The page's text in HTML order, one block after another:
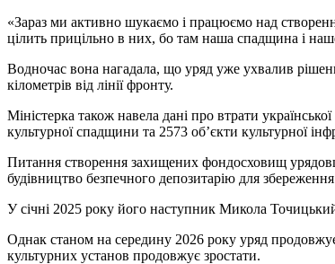
«Зараз ми активно шукаємо і працюємо над
цілить прицільно в них, бо там наша спадщина і
Водночас вона нагадала, що уряд уже ухвалив
кілометрів від лінії фронту.
Міністерка також навела дані про втрати
культурної спадщини та 2573 об’єкти культурної
Питання створення захищених фондосховищ
будівництво безпечного депозитарію для
У січні 2025 року його наступник Микола
Однак станом на середину 2026 року уряд
культурних установ продовжує зростати.